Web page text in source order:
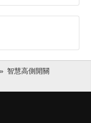
智慧高側開關